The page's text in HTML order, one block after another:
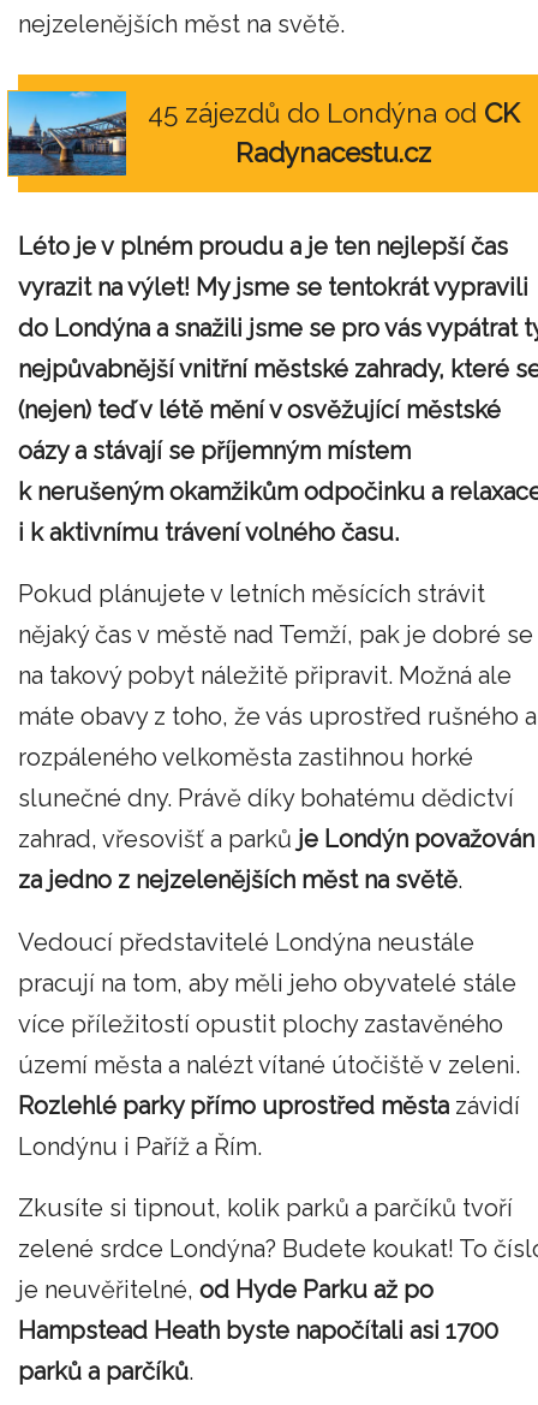
nejzelenějších měst na světě.
45 zájezdů do Londýna od CK
Radynacestu.cz
Léto je v plném proudu a je ten nejlepší čas
vyrazit na výlet! My jsme se tentokrát vypravili
do Londýna a snažili jsme se pro vás vypátrat
nejpůvabnější vnitřní městské zahrady, které
(nejen) teď v létě mění v osvěžující městské
oázy a stávají se příjemným místem
k nerušeným okamžikům odpočinku a
i k aktivnímu trávení volného času.
Pokud plánujete v letních měsících strávit
nějaký čas v městě nad Temží, pak je dobré se
na takový pobyt náležitě připravit. Možná ale
máte obavy z toho, že vás uprostřed rušného a
rozpáleného velkoměsta zastihnou horké
slunečné dny. Právě díky bohatému dědictví
zahrad, vřesovišť a parků je Londýn považován
za jedno z nejzelenějších měst na světě.
Vedoucí představitelé Londýna neustále
pracují na tom, aby měli jeho obyvatelé stále
více příležitostí opustit plochy zastavěného
území města a nalézt vítané útočiště v zeleni.
Rozlehlé parky přímo uprostřed města závidí
Londýnu i Paříž a Řím.
Zkusíte si tipnout, kolik parků a parčíků tvoří
zelené srdce Londýna? Budete koukat! To
je neuvěřitelné, od Hyde Parku až po
Hampstead Heath byste napočítali asi 1700
parků a parčíků.